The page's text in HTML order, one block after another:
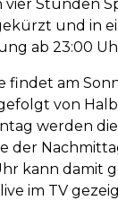
Stunden
und in
ab 23:00
findet am
von
werden
der
kann damit
im TV